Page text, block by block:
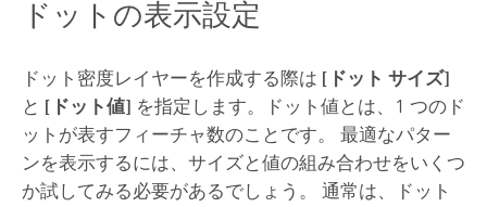
ドットの表示設定
ドット密度レイヤーを作成する際は [ドット サイズ]
と [ドット値] を指定します。ドット値とは、1 つのド
ットが表すフィーチャ数のことです。 最適なパター
ンを表示するには、サイズと値の組み合わせをいくつ
か試してみる必要があるでしょう。 通常は、ドット